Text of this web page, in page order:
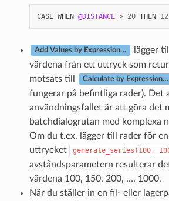
CASE WHEN @DISTANCE > 20 THEN 12
Add Values by Expression…
lägger
värdena från ett uttryck som
motsats till
Calculate by Expression…
fungerar på befintliga rader). Det
användningsfallet är att göra det
batchdialogrutan med komplexa
Om du t.ex. lägger till rader för
uttrycket
generate_series(100,
avståndsparametern resulterar
värdena 100, 150, 200, …. 1000.
När du ställer in en fil- eller